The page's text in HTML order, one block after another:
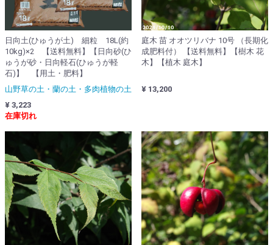
日向土(ひゅうが土) 細粒 18L(約
10kg)×2 【送料無料】【日向砂(ひ
ゅうが砂・日向軽石(ひゅうが軽
石)】 【用土・肥料】
山野草の土・蘭の土・多肉植物の土
¥ 3,223
在庫切れ
庭木 苗 オオツリバナ 10号 （長期化
成肥料付） 【送料無料】【樹木 花
木】【植木 庭木】
¥ 13,200